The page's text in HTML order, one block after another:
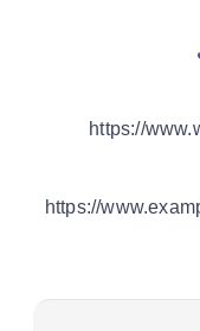
[\”https://
[\”https://